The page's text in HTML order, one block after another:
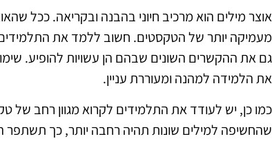
אוצר מילים הוא מרכיב חיוני בהבנה ובקריאה. ככל
מעמיקה יותר של הטקסטים. חשוב ללמד את
גם את ההקשרים השונים שבהם הן עשויות להופיע.
את הלמידה למהנה ומעוררת עניין.
כמו כן, יש לעודד את התלמידים לקרוא מגוון רחב של
שהחשיפה למילים שונות תהיה רחבה יותר, כך תשתפר